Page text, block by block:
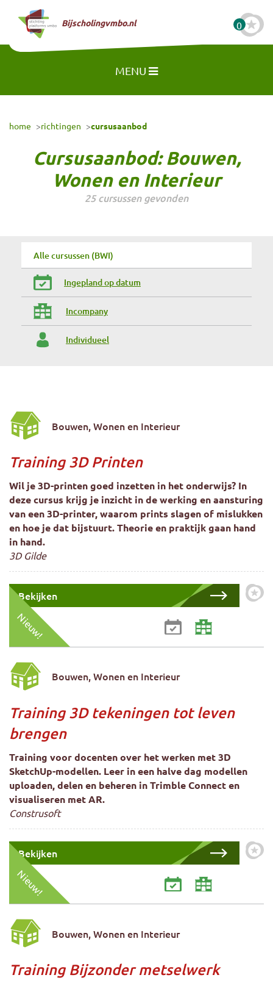
Naar hoofdinhoud
Bijscholingvmbo.nl 0
MENU
home richtingen cursusaanbod
Cursusaanbod:Bouwen,
Wonen en Interieur
25 cursussen gevonden
Alle cursussen (BWI)
Ingepland op datum
Incompany
Individueel
Nieuw!
Bouwen, Wonen en Interieur
Training 3D Printen
Wil je 3D-printen goed inzetten in het onderwijs? In
deze cursus krijg je inzicht in de werking en aansturing
van een 3D-printer, waarom prints slagen of mislukken
en hoe je dat bijstuurt. Theorie en praktijk gaan hand
in hand.
3D Gilde
Bekijken Zet
Nieuw!
Bouwen, Wonen en Interieur
Training 3D tekeningen tot leven
brengen
Training voor docenten over het werken met 3D
SketchUp-modellen. Leer in een halve dag modellen
uploaden, delen en beheren in Trimble Connect en
visualiseren met AR.
Construsoft
Bekijken Zet
Bouwen, Wonen en Interieur
Training Bijzonder metselwerk